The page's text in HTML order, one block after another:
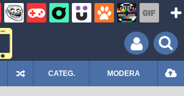
CATEG. MODERA